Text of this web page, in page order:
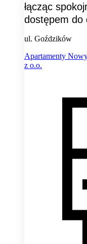
łącząc
dostępem do
ul. Goździków
Apartamenty
z o.o.